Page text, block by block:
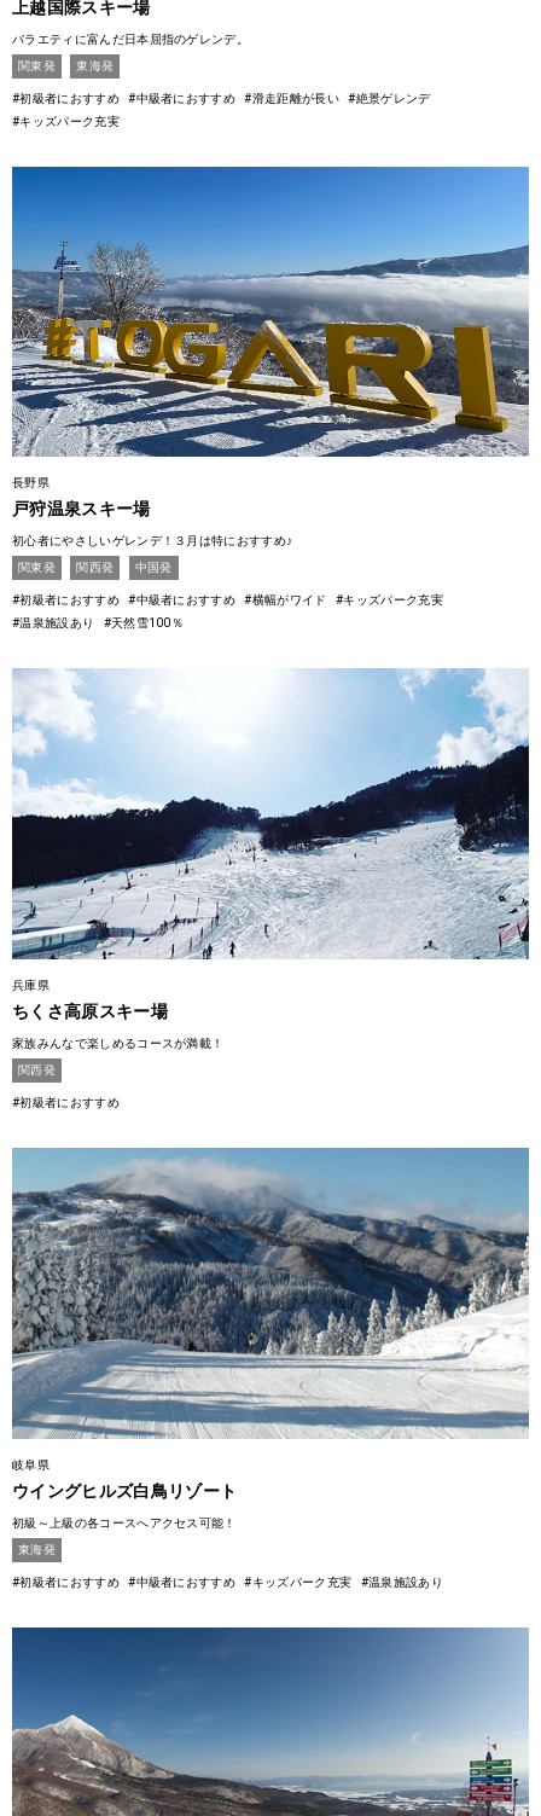
上越国際スキー場
バラエティに富んだ日本屈指のゲレンデ。
関東発
東海発
#初級者におすすめ #中級者におすすめ #滑走距離が長い
#絶景ゲレンデ
#キッズパーク充実
長野県
戸狩温泉スキー場
初心者にやさしいゲレンデ！３月は特におすすめ♪
関東発
関西発 中国発
#初級者におすすめ #中級者におすすめ #横幅がワイド
#キッズパーク充実
#温泉施設あり
#天然雪100％
兵庫県
ちくさ高原スキー場
家族みんなで楽しめるコースが満載！
関西発
#初級者におすすめ
岐阜県
ウイングヒルズ白鳥リゾート
初級～上級の各コースへアクセス可能！
東海発
#初級者におすすめ #中級者におすすめ #キッズパーク充実 #温泉施設あり